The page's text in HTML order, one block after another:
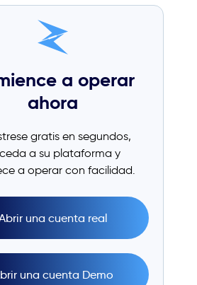
a operar
ahora
gratis en segundos,
a su plataforma y
a operar con facilidad.
una cuenta real
una cuenta Demo